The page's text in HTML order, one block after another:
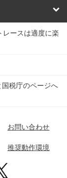
宇都宮競輪場
豊橋競輪場
ースは適度に楽
税庁のページへ
お問い合わせ
推奨動作環境